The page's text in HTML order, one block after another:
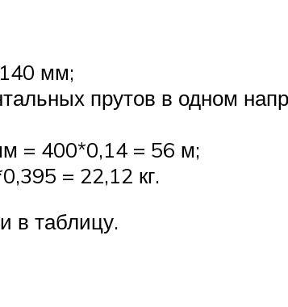
мм;
прутов в одном
= 400*0,14 = 56 м;
= 22,12 кг.
в таблицу.